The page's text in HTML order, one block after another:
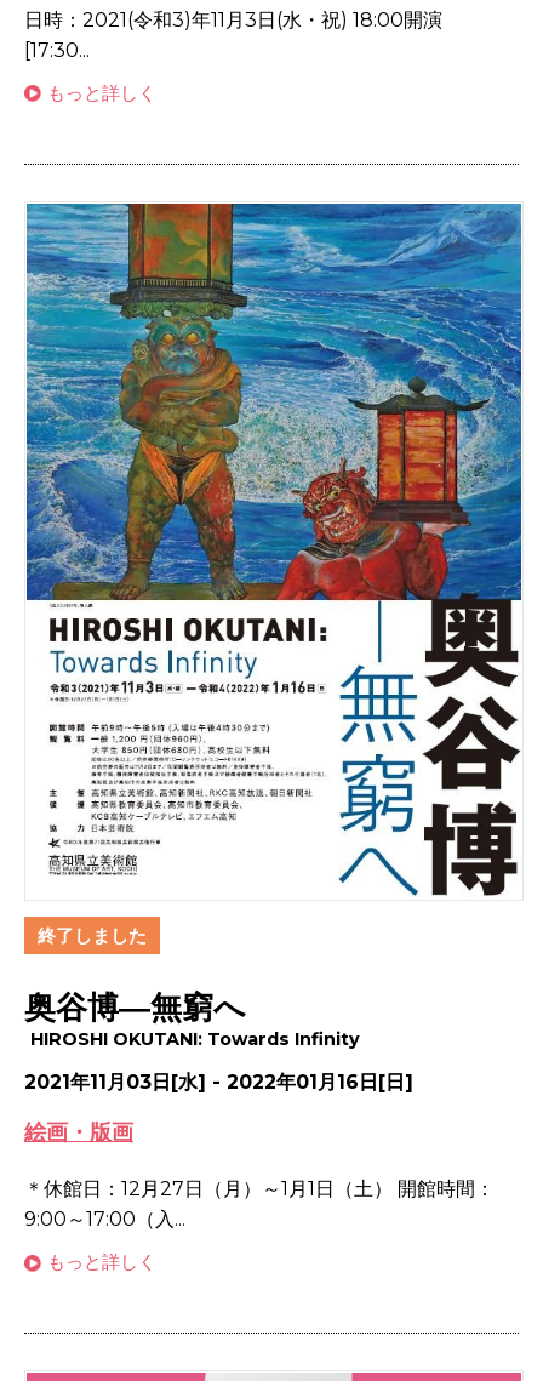
日時：2021(令和3)年11月3日(水・祝) 18:00開演
[17:30...
もっと詳しく
終了しました
奥谷博―無窮へ
HIROSHI OKUTANI: Towards Infinity
2021年11月03日[水] - 2022年01月16日[日]
絵画・版画
＊休館日：12月27日（月）～1月1日（土） 開館時間：
9:00～17:00（入...
もっと詳しく